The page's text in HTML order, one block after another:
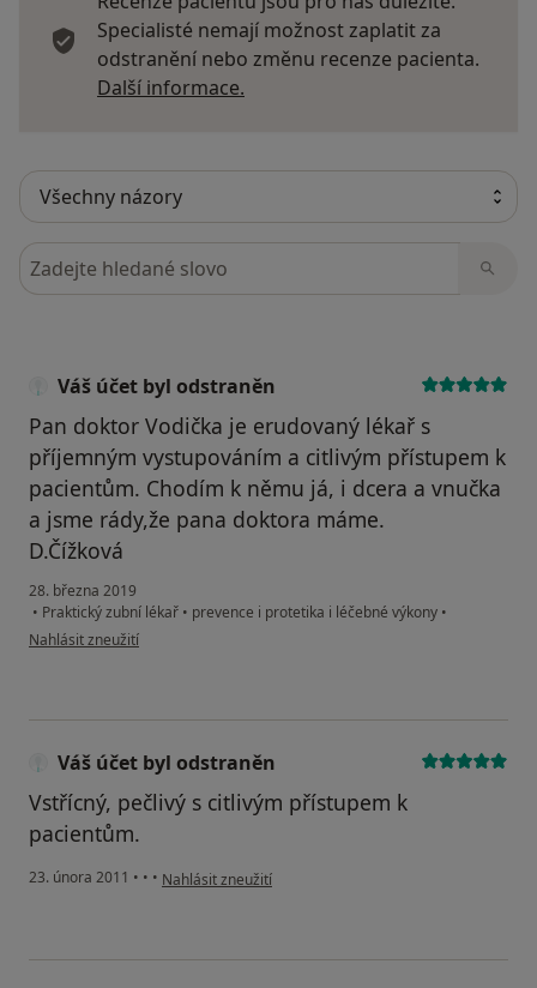
Specialisté nemají možnost zaplatit za
odstranění nebo změnu recenze pacienta.
Další informace.
Hledejte v názorech
Váš účet byl odstraněn
Pan doktor Vodička je erudovaný lékař s
příjemným vystupováním a citlivým přístupem k
pacientům. Chodím k němu já, i dcera a vnučka
a jsme rády,že pana doktora máme.
D.Čížková
28. března 2019
• Praktický zubní lékař • prevence i protetika i léčebné výkony •
podle názoru uživatele Váš účet byl odstraněn
Nahlásit zneužití
Váš účet byl odstraněn
Vstřícný, pečlivý s citlivým přístupem k
pacientům.
23. února 2011 • • • podle názoru uživatele Váš účet byl odstraněn
Nahlásit zneužití